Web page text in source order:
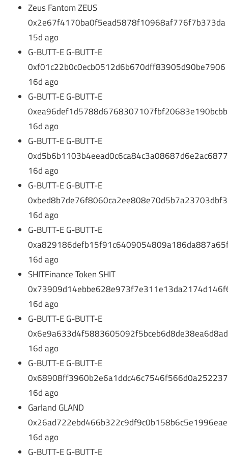
Zeus Fantom ZEUS
0x2e67f4170ba0f5ead5878f10968af776f7b373da
15d ago
G-BUTT-E G-BUTT-E
0xf01c22b0c0ecb0512d6b670dff83905d90be7906
16d ago
G-BUTT-E G-BUTT-E
0xea96def1d5788d6768307107fbf20683e190bcbb
16d ago
G-BUTT-E G-BUTT-E
0xd5b6b1103b4eead0c6ca84c3a08687d6e2ac6877
16d ago
G-BUTT-E G-BUTT-E
0xbed8b7de76f8060ca2ee808e70d5b7a23703dbf3
16d ago
G-BUTT-E G-BUTT-E
16d ago
SHITFinance Token SHIT
16d ago
G-BUTT-E G-BUTT-E
0x6e9a633d4f5883605092f5bceb6d8de38ea6d8ad
16d ago
G-BUTT-E G-BUTT-E
0x68908ff3960b2e6a1ddc46c7546f566d0a252237
16d ago
Garland GLAND
0x26ad722ebd466b322c9df9c0b158b6c5e1996eae
16d ago
G-BUTT-E G-BUTT-E